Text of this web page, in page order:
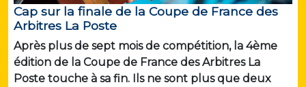
Cap sur la finale de la Coupe de France des
Arbitres La Poste
Après plus de sept mois de compétition, la 4ème
édition de la Coupe de France des Arbitres La
Poste touche à sa fin. Ils ne sont plus que deux